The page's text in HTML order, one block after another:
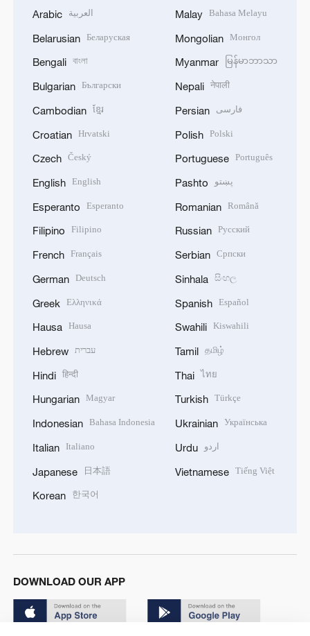
Arabic العربية
Belarusian Беларуская
Bengali বাংলা
Bulgarian Български
Cambodian ខ្មែរ
Croatian Hrvatski
Czech Český
English English
Esperanto Esperanto
Filipino Filipino
French Français
German Deutsch
Greek Ελληνικά
Hausa Hausa
Hebrew עברית
Hindi हिन्दी
Hungarian Magyar
Indonesian Bahasa Indonesia
Italian Italiano
Japanese 日本語
Korean 한국어
Malay Bahasa Melayu
Mongolian Монгол
Myanmar မြန်မာဘာသာ
Nepali नेपाली
Persian فارسی
Polish Polski
Portuguese Português
Pashto پښتو
Romanian Română
Russian Русский
Serbian Српски
Sinhala සිංහල
Spanish Español
Swahili Kiswahili
Tamil தமிழ்
Thai ไทย
Turkish Türkçe
Ukrainian Українська
Urdu اردو
Vietnamese Tiếng Việt
DOWNLOAD OUR APP